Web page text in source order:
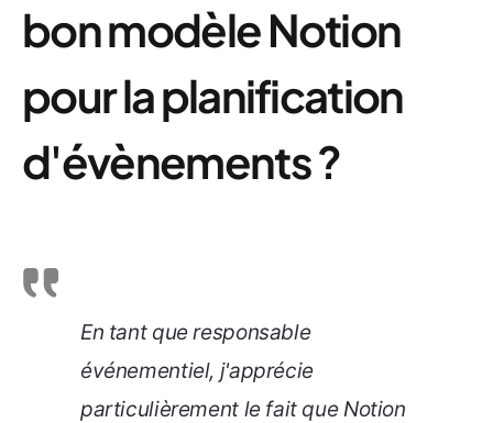
bon modèle Notion
pour la planification
d'évènements ?
En tant que responsable
événementiel, j'apprécie
particulièrement le fait que Notion